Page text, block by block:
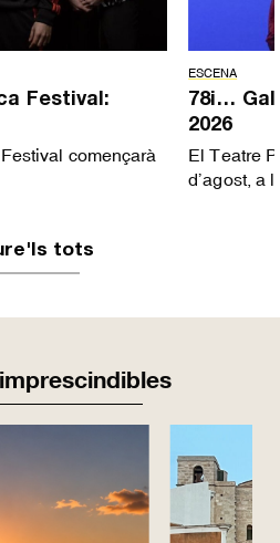
Festival:
començarà
ESCENA
78i…
2026
El Teatre
d’agost, a
tots